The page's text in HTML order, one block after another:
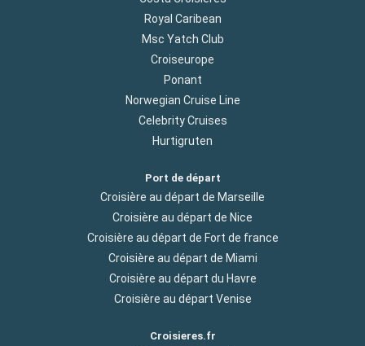
Royal Caribean
Msc Yatch Club
Croiseurope
Ponant
Norwegian Cruise Line
Celebrity Cruises
Hurtigruten
Port de départ
Croisière au départ de Marseille
Croisière au départ de Nice
Croisière au départ de Fort de france
Croisière au départ de Miami
Croisière au départ du Havre
Croisière au départ Venise
Croisieres.fr